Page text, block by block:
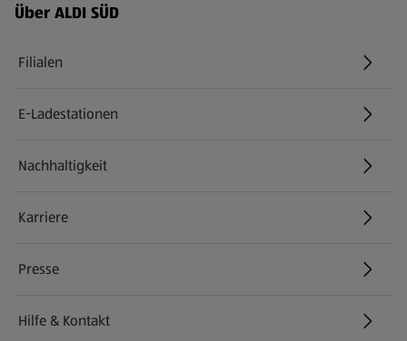
Über ALDI SÜD
Filialen
E-Ladestationen
Nachhaltigkeit
Karriere
Presse
Hilfe & Kontakt
(öffnet in einem neuen Tab)